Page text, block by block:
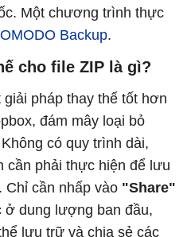
Một chương trình thực
Backup.
cho file ZIP là gì?
pháp thay thế tốt hơn
đám mây loại bỏ
có quy trình dài,
cần phải thực hiện để lưu
cần nhấp vào "Share"
ở dung lượng ban đầu,
lưu trữ và chia sẻ các